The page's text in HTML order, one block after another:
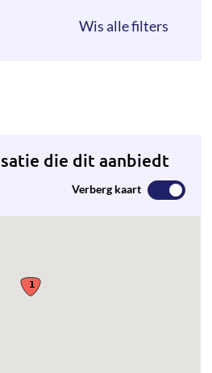
die dit aanbiedt
Verberg kaart